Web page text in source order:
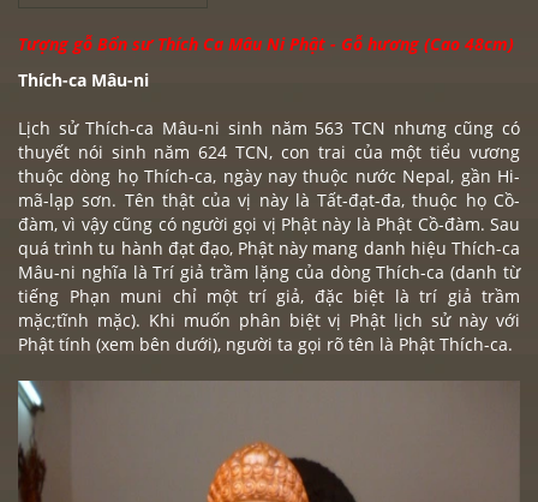
Tượng gỗ Bổn sư Thích Ca Mâu Ni Phật - Gỗ hương (Cao 48cm)
Thích-ca Mâu-ni
Lịch sửThích-ca Mâu-ni sinh năm 563 TCN nhưng cũng có
thuyết nói sinh năm 624 TCN, con trai của một tiểu vương
thuộc dòng họ Thích-ca, ngày nay thuộc nước Nepal, gần Hi-
mã-lạp sơn. Tên thật của vị này là Tất-đạt-đa, thuộc họ Cồ-
đàm, vì vậy cũng có người gọi vị Phật này là Phật Cồ-đàm. Sau
quá trình tu hành đạt đạo, Phật này mang danh hiệu Thích-ca
Mâu-ni nghĩa là Trí giả trầm lặng của dòng Thích-ca (danh từ
tiếng Phạn muni chỉ một trí giả, đặc biệt là trí giả trầm
mặc;tĩnh mặc). Khi muốn phân biệt vị Phật lịch sử này với
Phật tính (xem bên dưới), người ta gọi rõ tên là Phật Thích-ca.